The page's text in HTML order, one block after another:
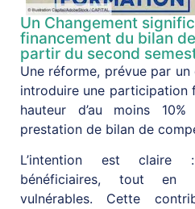
Un Changement
financement du bilan
partir du second
Une réforme, prévue par
introduire une participation
hauteur d’au moins
prestation de bilan de
L’intention est claire
bénéficiaires, tout en
vulnérables. Cette